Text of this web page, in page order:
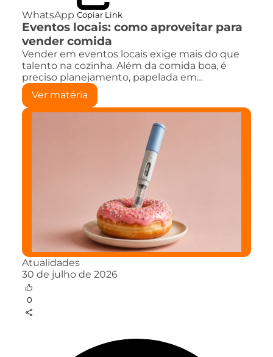
WhatsApp Copiar Link
Eventos locais: como aproveitar para
vender comida
Vender em eventos locais exige mais do que
talento na cozinha. Além da comida boa, é
preciso planejamento, papelada em…
Ver matéria
Atualidades
30 de julho de 2026
0